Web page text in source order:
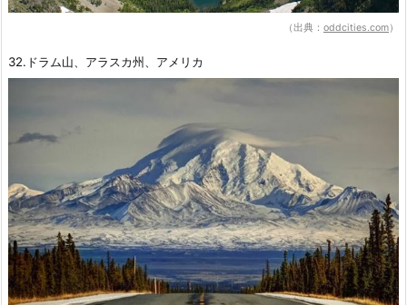
（出典： oddcities.com）
32.ドラム山、アラスカ州、アメリカ